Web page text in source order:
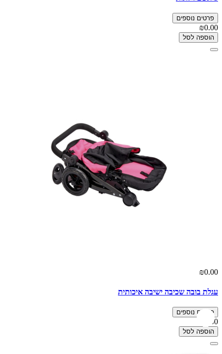
פרטים נוספים
₪0.00
הוספה לסל
₪0.00
עגלת בובה שכיבה ישיבה איכותית
פרטים נוספים
₪0.00
הוספה לסל